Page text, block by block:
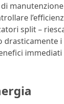
manutenzione
split –
drasticamente